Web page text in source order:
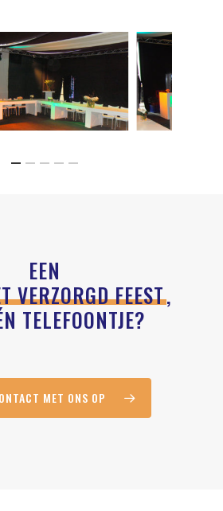
EEN
VERZORGD FEEST,
TELEFOONTJE?
MET ONS OP